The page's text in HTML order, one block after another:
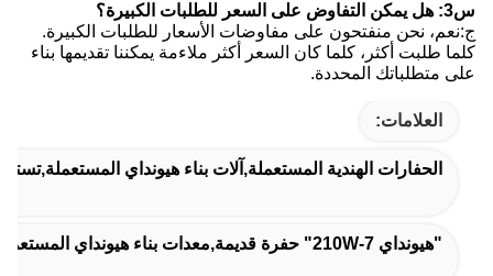
س3: هل يمكن التفاوض على السعر للطلبات الكبيرة؟
ج:نعم، نحن منفتحون على مفاوضات الأسعار للطلبات الكبيرة.
كلما طلبت أكثر، كلما كان السعر أكثر ملاءمة يمكننا تقديمها بناء
على متطلباتك المحددة.
العلامات:
الحفارات الهندية المستعملة,آلات بناء هيونداي
"هيونداي 210W-7" حفرة قديمة,معدات بناء هيونداي المستعملة 124 كيلوواط